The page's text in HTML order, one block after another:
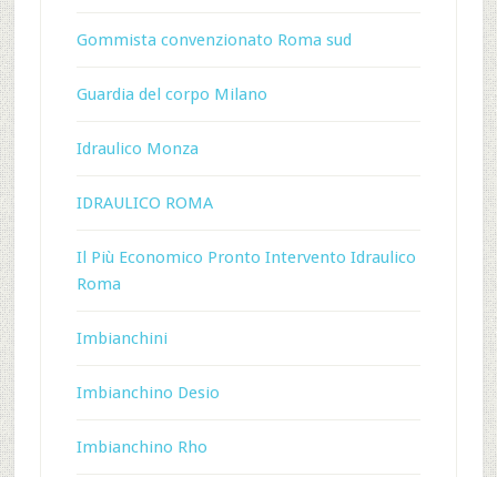
Gommista convenzionato Roma sud
Guardia del corpo Milano
Idraulico Monza
IDRAULICO ROMA
Il Più Economico Pronto Intervento Idraulico
Roma
Imbianchini
Imbianchino Desio
Imbianchino Rho